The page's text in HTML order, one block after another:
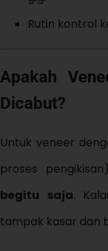
Rutin kontrol
Apakah
Dicabut?
Untuk veneer
proses
begitu saja.
tampak kasar dan